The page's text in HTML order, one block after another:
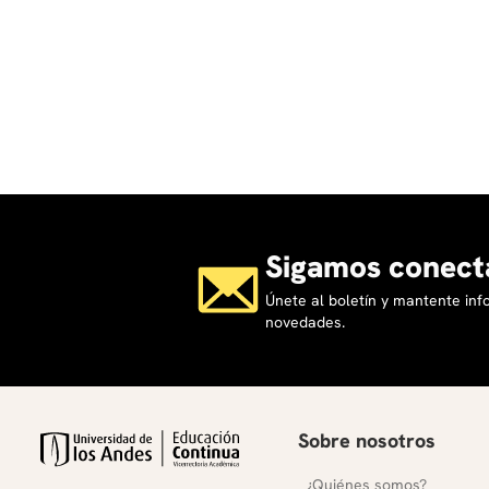
Sigamos
Únete al boletín y mantente
novedades.
Sobre nosotros
¿Quiénes somos?